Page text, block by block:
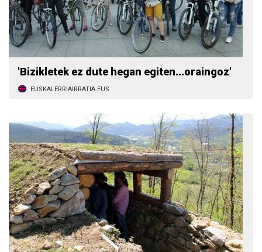
'Bizikletek ez dute hegan egiten...oraingoz'
EUSKALERRIAIRRATIA.EUS